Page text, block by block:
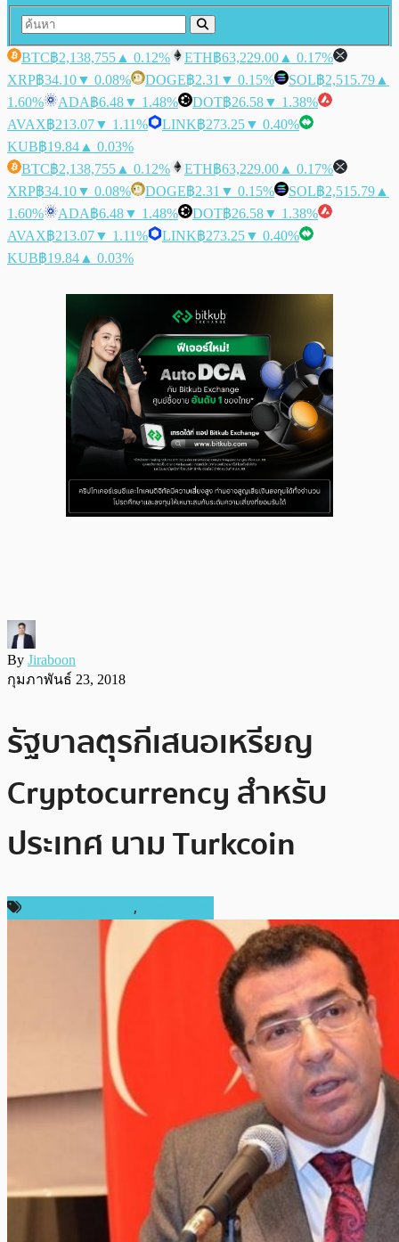
BTC฿2,138,755 ▲ 0.12% ETH฿63,229.00 ▲ 0.17%
XRP฿34.10▼ 0.08% DOGE฿2.31 ▼ 0.15% SOL฿2,515.79 ▲
1.60%
ADA฿6.48▼ 1.48% DOT฿26.58▼ 1.38%
AVAX฿213.07▼ 1.11% LINK฿273.25▼ 0.40%
KUB฿19.84 ▲ 0.03%
BTC฿2,138,755 ▲ 0.12% ETH฿63,229.00 ▲ 0.17%
XRP฿34.10▼ 0.08% DOGE฿2.31 ▼ 0.15% SOL฿2,515.79 ▲
1.60%
ADA฿6.48▼ 1.48% DOT฿26.58▼ 1.38%
AVAX฿213.07▼ 1.11% LINK฿273.25▼ 0.40%
KUB฿19.84 ▲ 0.03%
By Jiraboon
กุมภาพันธ์ 23, 2018
รัฐบาลตุรกีเสนอเหรียญ
Cryptocurrency สำหรับ
ประเทศ นาม Turkcoin
,